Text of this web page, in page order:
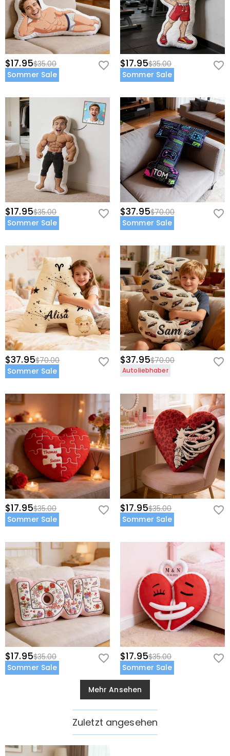
$17.95$35.00
Sommer Sale
$17.95$35.00
Sommer Sale
$17.95$35.00
Sommer Sale
$37.95$70.00
Sommer Sale
$37.95$70.00
Sommer Sale
$37.95$70.00
Autoliebhaber
$17.95$35.00
Sommer Sale
$17.95$35.00
Sommer Sale
$17.95$35.00
Sommer Sale
$17.95$35.00
Sommer Sale
Mehr Ansehen
Zuletzt angesehen